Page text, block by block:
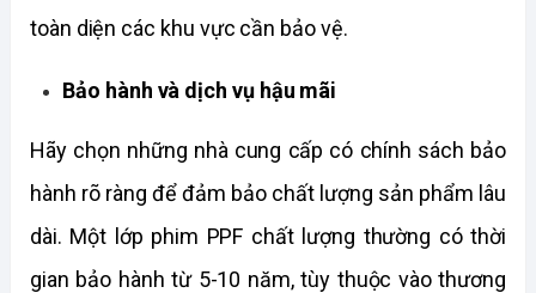
toàn diện các khu vực cần bảo vệ.
Bảo hành và dịch vụ hậu mãi
Hãy chọn những nhà cung cấp có chính sách bảo
hành rõ ràng để đảm bảo chất lượng sản phẩm lâu
dài. Một lớp phim PPF chất lượng thường có thời
gian bảo hành từ 5-10 năm, tùy thuộc vào thương